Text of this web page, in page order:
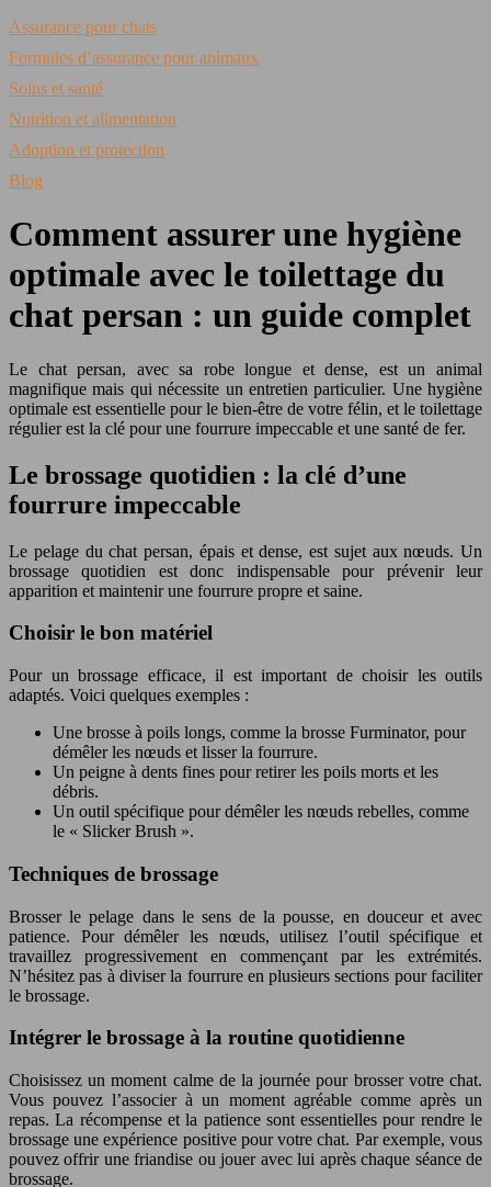
Assurance pour chats
Formules d’assurance pour animaux
Soins et santé
Nutrition et alimentation
Adoption et protection
Blog
Comment assurer une hygiène
optimale avec le toilettage du
chat persan : un guide complet
Le chat persan, avec sa robe longue et dense, est un animal
magnifique mais qui nécessite un entretien particulier. Une hygiène
optimale est essentielle pour le bien-être de votre félin, et le toilettage
régulier est la clé pour une fourrure impeccable et une santé de fer.
Le brossage quotidien : la clé d’une
fourrure impeccable
Le pelage du chat persan, épais et dense, est sujet aux nœuds. Un
brossage quotidien est donc indispensable pour prévenir leur
apparition et maintenir une fourrure propre et saine.
Choisir le bon matériel
Pour un brossage efficace, il est important de choisir les outils
adaptés. Voici quelques exemples :
Une brosse à poils longs, comme la brosse Furminator, pour
démêler les nœuds et lisser la fourrure.
Un peigne à dents fines pour retirer les poils morts et les
débris.
Un outil spécifique pour démêler les nœuds rebelles, comme
le « Slicker Brush ».
Techniques de brossage
Brosser le pelage dans le sens de la pousse, en douceur et avec
patience. Pour démêler les nœuds, utilisez l’outil spécifique et
travaillez progressivement en commençant par les extrémités.
N’hésitez pas à diviser la fourrure en plusieurs sections pour faciliter
le brossage.
Intégrer le brossage à la routine quotidienne
Choisissez un moment calme de la journée pour brosser votre chat.
Vous pouvez l’associer à un moment agréable comme après un
repas. La récompense et la patience sont essentielles pour rendre le
brossage une expérience positive pour votre chat. Par exemple, vous
pouvez offrir une friandise ou jouer avec lui après chaque séance de
brossage.